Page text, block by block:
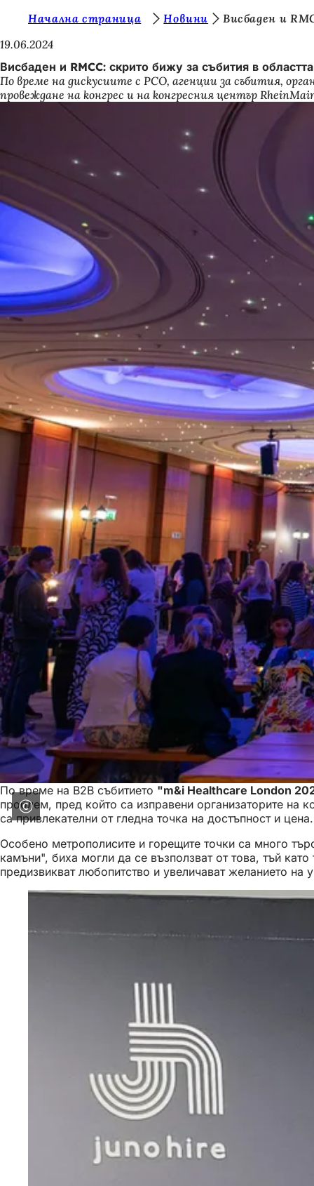
Преминаване към съдържанието
и
е
с
т
т
к
Начална страница Новини
Висбаден и
19.06.2024
Висбаден и RMCC: скрито бижу за събития в
По време на дискусиите с PCO, агенции за събития,
провеждане на конгрес и на конгресния център
По време на B2B събитието "m&i Healthcare London
проблем, пред който са изправени организаторите на
са привлекателни от гледна точка на достъпност и цена.
Особено метрополисите и горещите точки са много
камъни", биха могли да се възползват от това, тъй
предизвикват любопитство и увеличават желанието на